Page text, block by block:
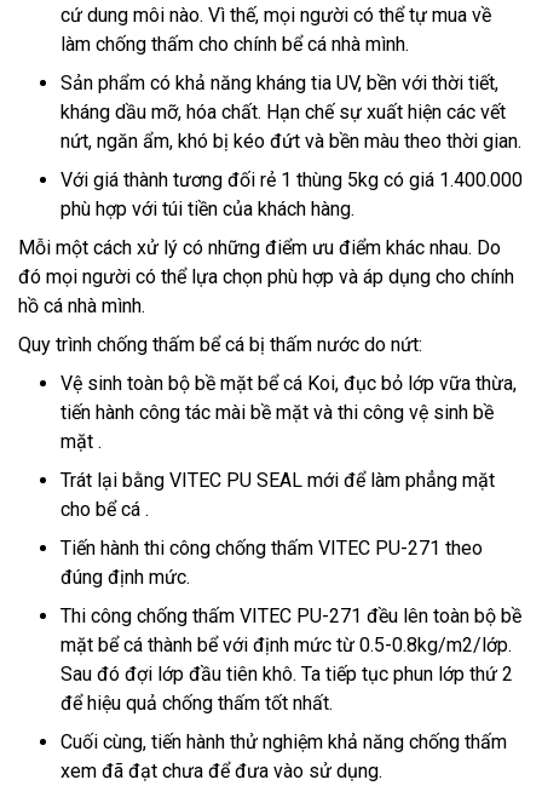
cứ dung môi nào. Vì thế, mọi người có thể tự mua về
làm chống thấm cho chính bể cá nhà mình.
Sản phẩm có khả năng kháng tia UV, bền với thời tiết,
kháng dầu mỡ, hóa chất. Hạn chế sự xuất hiện các vết
nứt, ngăn ẩm, khó bị kéo đứt và bền màu theo thời gian.
Với giá thành tương đối rẻ 1 thùng 5kg có giá 1.400.000
phù hợp với túi tiền của khách hàng.
Mỗi một cách xử lý có những điểm ưu điểm khác nhau. Do
đó mọi người có thể lựa chọn phù hợp và áp dụng cho chính
hồ cá nhà mình.
Quy trình chống thấm bể cá bị thấm nước do nứt:
Vệ sinh toàn bộ bề mặt bể cá Koi, đục bỏ lớp vữa thừa,
tiến hành công tác mài bề mặt và thi công vệ sinh bề
mặt .
Trát lại bằng VITEC PU SEAL mới để làm phẳng mặt
cho bể cá .
Tiến hành thi công chống thấm VITEC PU-271 theo
đúng định mức.
Thi công chống thấm VITEC PU-271 đều lên toàn bộ bề
mặt bể cá thành bể với định mức từ 0.5-0.8kg/m2/lớp.
Sau đó đợi lớp đầu tiên khô. Ta tiếp tục phun lớp thứ 2
để hiệu quả chống thấm tốt nhất.
Cuối cùng, tiến hành thử nghiệm khả năng chống thấm
xem đã đạt chưa để đưa vào sử dụng.